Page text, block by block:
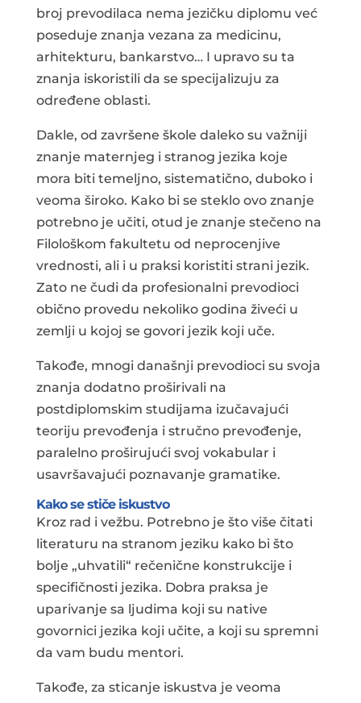
broj prevodilaca nema jezičku diplomu već
poseduje znanja vezana za medicinu,
arhitekturu, bankarstvo… I upravo su ta
znanja iskoristili da se specijalizuju za
određene oblasti.
Dakle, od završene škole daleko su važniji
znanje maternjeg i stranog jezika koje
mora biti temeljno, sistematično, duboko i
veoma široko. Kako bi se steklo ovo znanje
potrebno je učiti, otud je znanje stečeno na
Filološkom fakultetu od neprocenjive
vrednosti, ali i u praksi koristiti strani jezik.
Zato ne čudi da profesionalni prevodioci
obično provedu nekoliko godina živeći u
zemlji u kojoj se govori jezik koji uče.
Takođe, mnogi današnji prevodioci su svoja
znanja dodatno proširivali na
postdiplomskim studijama izučavajući
teoriju prevođenja i stručno prevođenje,
paralelno proširujući svoj vokabular i
usavršavajući poznavanje gramatike.
Kako se stiče iskustvo
Kroz rad i vežbu. Potrebno je što više čitati
literaturu na stranom jeziku kako bi što
bolje „uhvatili“ rečenične konstrukcije i
specifičnosti jezika. Dobra praksa je
uparivanje sa ljudima koji su native
govornici jezika koji učite, a koji su spremni
da vam budu mentori.
Takođe, za sticanje iskustva je veoma